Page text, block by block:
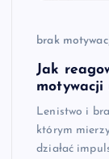
brak
Jak
motywacji
Lenistwo i
którym
działać